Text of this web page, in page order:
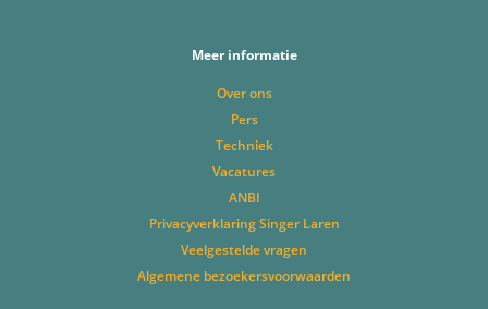
Meer informatie
Over ons
Pers
Techniek
Vacatures
ANBI
Privacyverklaring Singer Laren
Veelgestelde vragen
Algemene bezoekersvoorwaarden